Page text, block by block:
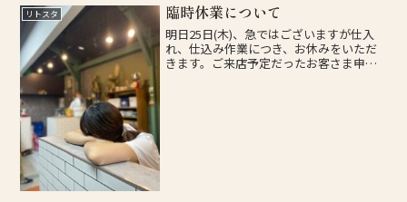
リトスタ 臨時休業について
明日25日(木)、急ではございますが仕入
れ、仕込み作業につき、お休みをいただ
きます。ご来店予定だったお客さま申し